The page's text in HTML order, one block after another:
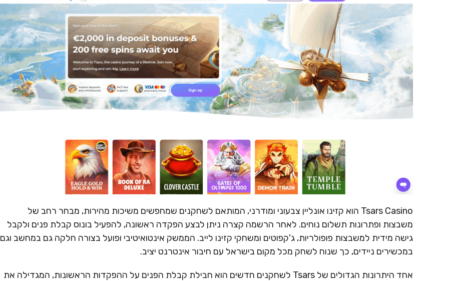
Tsars Casino הוא קזינו אונליין צבעוני ומודרני, המותאם לשחקנים שמחפשים משיכות מהירות, מבחר רחב של
משבצות ופתרונות תשלום נוחים. לאחר הרשמה קצרה ניתן לבצע הפקדה ראשונה, להפעיל בונוס קבלת פנים ולקבל
גישה מידית למשבצות פופולריות, ג'קפוטים ומשחקי קזינו לייב. הממשק אינטואיטיבי ופועל בצורה חלקה גם במחשב וגם
במכשירים ניידים, כך שנוח לשחק מכל מקום בישראל עם חיבור אינטרנט יציב.
אחד היתרונות הגדולים של Tsars לשחקנים חדשים הוא חבילת קבלת הפנים על ההפקדות הראשונות, המגדילה את